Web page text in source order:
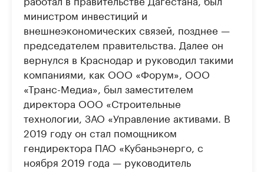
министром инвестиций и
внешнеэкономических связей, позднее —
председателем правительства. Далее он
вернулся в Краснодар и руководил такими
компаниями, как ООО «Форум», ООО
«Транс-Медиа», был заместителем
директора ООО «Строительные
технологии, ЗАО «Управление активами. В
2019 году он стал помощником
гендиректора ПАО «Кубаньэнерго, с
ноября 2019 года — руководитель